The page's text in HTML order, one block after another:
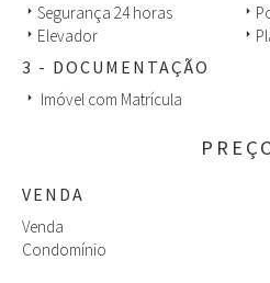
rotativo com mais de mil vagas.
coberta, restaurantes, farmácia,
lojas.
arrow_right Segurança 24 horas arrow_right
arrow_right Elevador arrow_right
3 - DOCUMENTAÇÃO
arrow_right Imóvel com Matrícula
VENDA
Venda
Condomínio